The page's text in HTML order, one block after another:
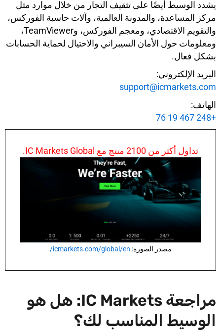
يشدد الوسيط أيضًا على تثقيف التجار من خلال موارد مثل
مركز المساعدة، والمدونة العالمية، وآلات حاسبة الفوركس،
والتقويم الاقتصادي، ومعجم الفوركس، وTeamViewer،
ومعلومات حول الأمان السيبراني والاحتيال لحماية الحسابات
بشكل فعال.
البريد الإلكتروني:
support@icmarkets.com
الهاتف:
+248 467 19 76
تداول أكثر من 2100 منتج مع IC Markets Global.
مصدر الصورة: icmarkets.com/global/en/
مراجعة IC Markets: هل هو
الوسيط المناسب لك؟